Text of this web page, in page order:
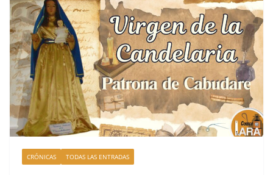
CRÓNICAS TODAS LAS ENTRADAS